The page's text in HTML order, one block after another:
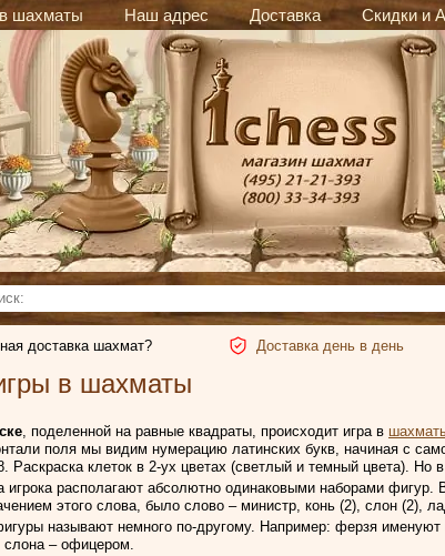
шахматы Наш адрес Доставка Скидки и
доставка шахмат? Доставка день в день
в шахматы
, поделенной на равные квадраты, происходит игра в
поля мы видим нумерацию латинских букв, начиная с
Раскраска клеток в 2-ух цветах (светлый и темный цвета). Но
игрока располагают абсолютно одинаковыми наборами
этого слова, было слово – министр, конь (2), слон (2),
называют немного по-другому. Например: ферзя
слона – офицером.